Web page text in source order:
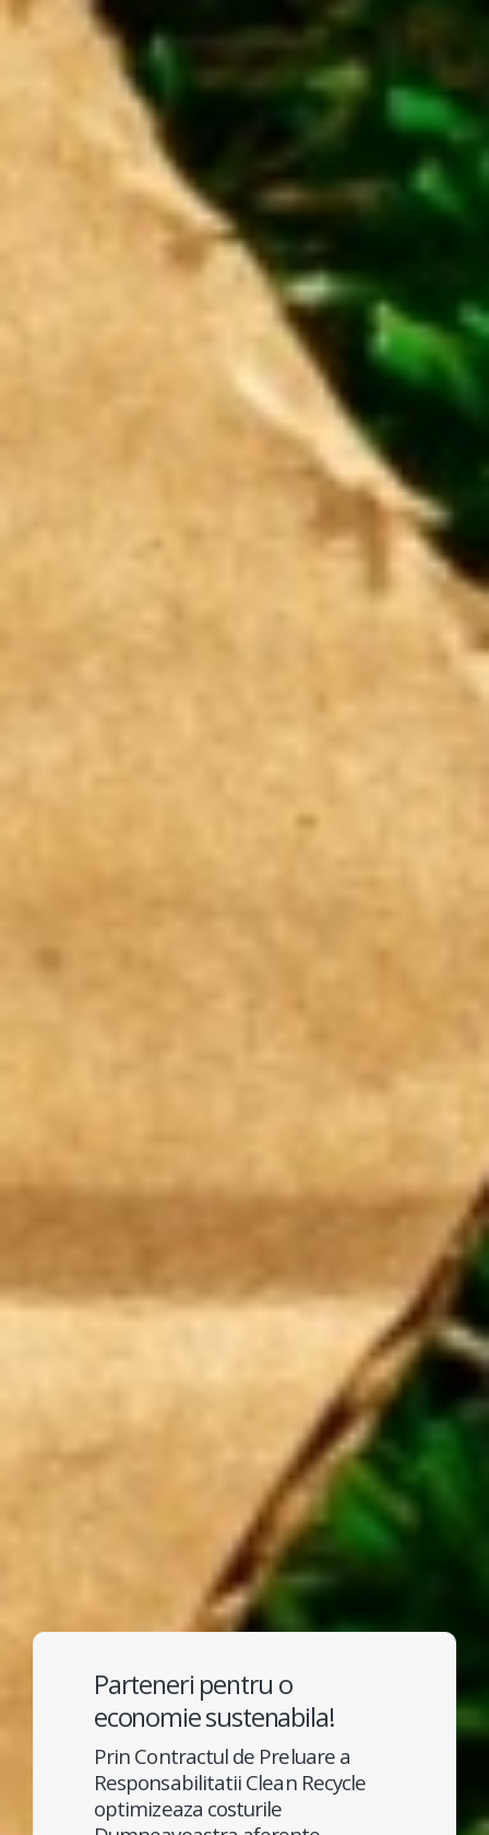
Parteneri pentru o
economie sustenabila!
Prin Contractul de Preluare a
Responsabilitatii Clean Recycle
optimizeaza costurile